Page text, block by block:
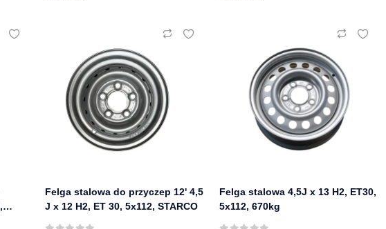
Felga stalowa do przyczep 12' 4,5
J x 12 H2, ET 30, 5x112, STARCO
Felga stalowa 4,5J x 13 H2, ET30,
5x112, 670kg